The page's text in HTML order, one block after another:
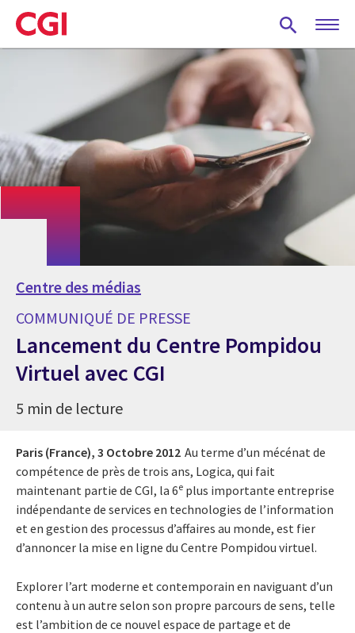
Skip
to
main
Centre des médias
COMMUNIQUÉ DE PRESSE
Lancement du Centre Pompidou
Virtuel avec CGI
5 min de lecture
Paris (France), 3 Octobre 2012 Au terme d’un mécénat de
compétence de près de trois ans, Logica, qui fait
maintenant partie de CGI, la 6e plus importante entreprise
indépendante de services en technologies de l’information
et en gestion des processus d’affaires au monde, est fier
d’annoncer la mise en ligne du Centre Pompidou virtuel.
Explorer l’art moderne et contemporain en naviguant d’un
contenu à un autre selon son propre parcours de sens, telle
est l’ambition de ce nouvel espace de partage et de